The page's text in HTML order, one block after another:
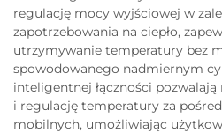
regulację mocy wyjściowej w
zapotrzebowania na ciepło,
utrzymywanie temperatury bez
spowodowanego nadmiernym
inteligentnej łączności
i regulację temperatury za
mobilnych, umożliwiając